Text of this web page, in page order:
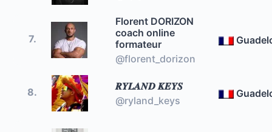
7.
Florent DORIZON
coach online
formateur
@florent_dorizon
8.
𝑹𝒀𝑳𝑨𝑵𝑫 𝑲𝑬𝒀𝑺
@ryland_keys